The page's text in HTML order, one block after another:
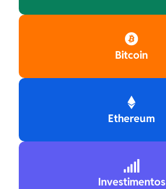

Bitcoin

Ethereum

Investimentos